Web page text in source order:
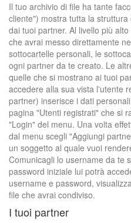
Il tuo archivio di file ha tante
cliente") mostra tutta la
dai tuoi partner. Al livello più
che avrai messo direttamente
sottocartelle personali, le
ogni partner da te creato. Le
quelle che si mostrano ai tuoi
accedere alla sua vista l'utente
partner) inserisce i dati
pagina "Utenti registrati" che si
"Login" del menu. Una volta
dal menu scegli "Aggiungi
un soggetto al quale vuoi
Comunicagli lo username da te
password iniziale lui potrà
username e password,
file che avrai condiviso.
I tuoi partner